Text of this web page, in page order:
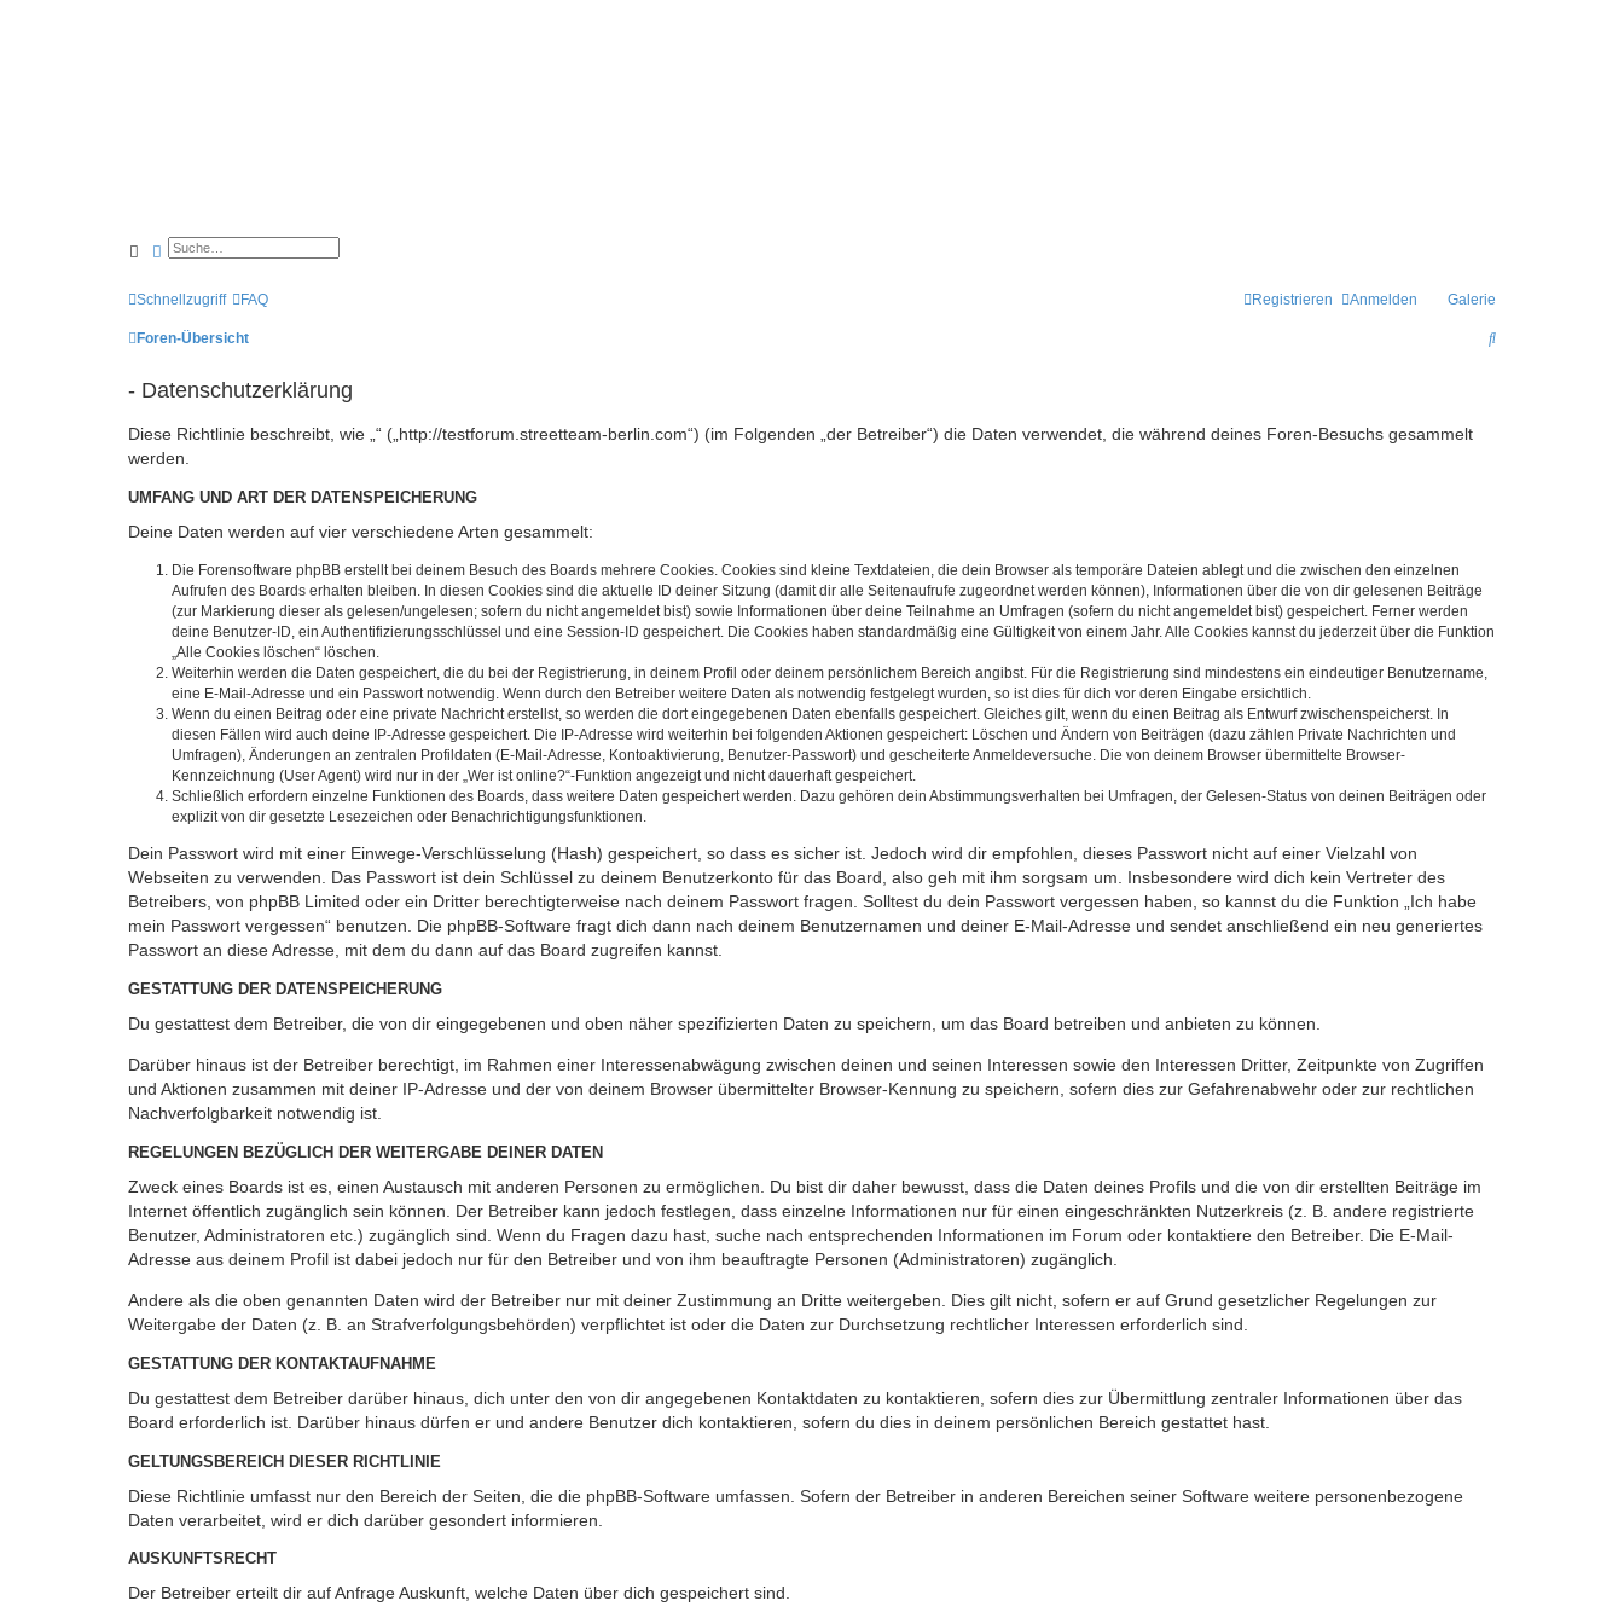
SucheErweiterte Suche
Schnellzugriff Galerie
FAQ Anmelden
Registrieren
Foren-Übersicht
S
- Datenschutzerklärung
Diese Richtlinie beschreibt, wie „“ („http://testforum.streetteam-berlin.com“) (im Folgenden „der Betreiber“) die Daten verwendet, die während deines Foren-Besuchs gesammelt
werden.
UMFANG UND ART DER DATENSPEICHERUNG
Deine Daten werden auf vier verschiedene Arten gesammelt:
Die Forensoftware phpBB erstellt bei deinem Besuch des Boards mehrere Cookies. Cookies sind kleine Textdateien, die dein Browser als temporäre Dateien ablegt und die zwischen den einzelnen
Aufrufen des Boards erhalten bleiben. In diesen Cookies sind die aktuelle ID deiner Sitzung (damit dir alle Seitenaufrufe zugeordnet werden können), Informationen über die von dir gelesenen Beiträge
(zur Markierung dieser als gelesen/ungelesen; sofern du nicht angemeldet bist) sowie Informationen über deine Teilnahme an Umfragen (sofern du nicht angemeldet bist) gespeichert. Ferner werden
deine Benutzer-ID, ein Authentifizierungsschlüssel und eine Session-ID gespeichert. Die Cookies haben standardmäßig eine Gültigkeit von einem Jahr. Alle Cookies kannst du jederzeit über die Funktion
„Alle Cookies löschen“ löschen.
Weiterhin werden die Daten gespeichert, die du bei der Registrierung, in deinem Profil oder deinem persönlichem Bereich angibst. Für die Registrierung sind mindestens ein eindeutiger Benutzername,
eine E-Mail-Adresse und ein Passwort notwendig. Wenn durch den Betreiber weitere Daten als notwendig festgelegt wurden, so ist dies für dich vor deren Eingabe ersichtlich.
Wenn du einen Beitrag oder eine private Nachricht erstellst, so werden die dort eingegebenen Daten ebenfalls gespeichert. Gleiches gilt, wenn du einen Beitrag als Entwurf zwischenspeicherst. In
diesen Fällen wird auch deine IP-Adresse gespeichert. Die IP-Adresse wird weiterhin bei folgenden Aktionen gespeichert: Löschen und Ändern von Beiträgen (dazu zählen Private Nachrichten und
Umfragen), Änderungen an zentralen Profildaten (E-Mail-Adresse, Kontoaktivierung, Benutzer-Passwort) und gescheiterte Anmeldeversuche. Die von deinem Browser übermittelte Browser-
Kennzeichnung (User Agent) wird nur in der „Wer ist online?“-Funktion angezeigt und nicht dauerhaft gespeichert.
Schließlich erfordern einzelne Funktionen des Boards, dass weitere Daten gespeichert werden. Dazu gehören dein Abstimmungsverhalten bei Umfragen, der Gelesen-Status von deinen Beiträgen oder
explizit von dir gesetzte Lesezeichen oder Benachrichtigungsfunktionen.
Dein Passwort wird mit einer Einwege-Verschlüsselung (Hash) gespeichert, so dass es sicher ist. Jedoch wird dir empfohlen, dieses Passwort nicht auf einer Vielzahl von
Webseiten zu verwenden. Das Passwort ist dein Schlüssel zu deinem Benutzerkonto für das Board, also geh mit ihm sorgsam um. Insbesondere wird dich kein Vertreter des
Betreibers, von phpBB Limited oder ein Dritter berechtigterweise nach deinem Passwort fragen. Solltest du dein Passwort vergessen haben, so kannst du die Funktion „Ich habe
mein Passwort vergessen“ benutzen. Die phpBB-Software fragt dich dann nach deinem Benutzernamen und deiner E-Mail-Adresse und sendet anschließend ein neu generiertes
Passwort an diese Adresse, mit dem du dann auf das Board zugreifen kannst.
GESTATTUNG DER DATENSPEICHERUNG
Du gestattest dem Betreiber, die von dir eingegebenen und oben näher spezifizierten Daten zu speichern, um das Board betreiben und anbieten zu können.
Darüber hinaus ist der Betreiber berechtigt, im Rahmen einer Interessenabwägung zwischen deinen und seinen Interessen sowie den Interessen Dritter, Zeitpunkte von Zugriffen
und Aktionen zusammen mit deiner IP-Adresse und der von deinem Browser übermittelter Browser-Kennung zu speichern, sofern dies zur Gefahrenabwehr oder zur rechtlichen
Nachverfolgbarkeit notwendig ist.
REGELUNGEN BEZÜGLICH DER WEITERGABE DEINER DATEN
Zweck eines Boards ist es, einen Austausch mit anderen Personen zu ermöglichen. Du bist dir daher bewusst, dass die Daten deines Profils und die von dir erstellten Beiträge im
Internet öffentlich zugänglich sein können. Der Betreiber kann jedoch festlegen, dass einzelne Informationen nur für einen eingeschränkten Nutzerkreis (z. B. andere registrierte
Benutzer, Administratoren etc.) zugänglich sind. Wenn du Fragen dazu hast, suche nach entsprechenden Informationen im Forum oder kontaktiere den Betreiber. Die E-Mail-
Adresse aus deinem Profil ist dabei jedoch nur für den Betreiber und von ihm beauftragte Personen (Administratoren) zugänglich.
Andere als die oben genannten Daten wird der Betreiber nur mit deiner Zustimmung an Dritte weitergeben. Dies gilt nicht, sofern er auf Grund gesetzlicher Regelungen zur
Weitergabe der Daten (z. B. an Strafverfolgungsbehörden) verpflichtet ist oder die Daten zur Durchsetzung rechtlicher Interessen erforderlich sind.
GESTATTUNG DER KONTAKTAUFNAHME
Du gestattest dem Betreiber darüber hinaus, dich unter den von dir angegebenen Kontaktdaten zu kontaktieren, sofern dies zur Übermittlung zentraler Informationen über das
Board erforderlich ist. Darüber hinaus dürfen er und andere Benutzer dich kontaktieren, sofern du dies in deinem persönlichen Bereich gestattet hast.
GELTUNGSBEREICH DIESER RICHTLINIE
Diese Richtlinie umfasst nur den Bereich der Seiten, die die phpBB-Software umfassen. Sofern der Betreiber in anderen Bereichen seiner Software weitere personenbezogene
Daten verarbeitet, wird er dich darüber gesondert informieren.
AUSKUNFTSRECHT
Der Betreiber erteilt dir auf Anfrage Auskunft, welche Daten über dich gespeichert sind.